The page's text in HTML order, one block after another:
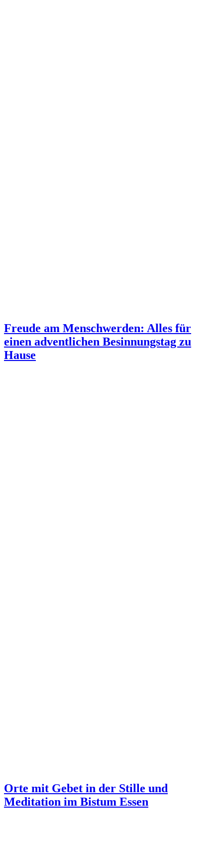
Freude am Menschwerden: Alles für
einen adventlichen Besinnungstag zu
Hause
Orte mit Gebet in der Stille und
Meditation im Bistum Essen